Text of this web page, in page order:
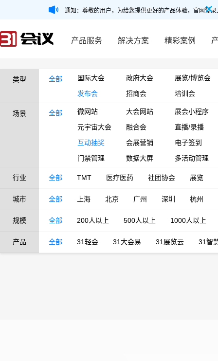
通知：尊敬的用户，为给您提供更好的产品体验，官网登
产品服务 解决方案 精彩案例
类型 全部 国际大会 政府大会
展览/博览会
发布会
招商会 培训会
场景 全部 微网站 大会网站
展会小程序
元宇宙大会
融合会
直播/录播
互动抽奖
会展营销
电子签到
门禁管理
数据大屏 多活动管理
行业 全部 TMT 医疗医药 社团协会 展览
城市 全部 上海 北京 广州 深圳 杭州
规模 全部 200人以上 500人以上 1000人以上
产品 全部 31轻会 31大会易 31展览云 31智